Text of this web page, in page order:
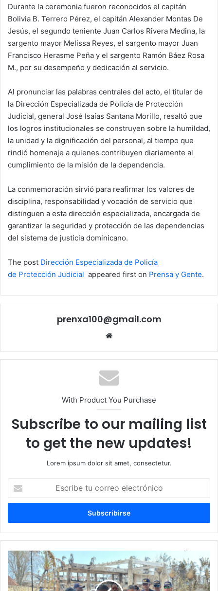
Durante la ceremonia fueron reconocidos el capitán
Bolivia B. Terrero Pérez, el capitán Alexander Montas De
Jesús, el segundo teniente Juan Carlos Rivera Medina, la
sargento mayor Melissa Reyes, el sargento mayor Juan
Francisco Herasme Peña y el sargento Ramón Báez Rosa
M., por su desempeño y dedicación al servicio.
Al pronunciar las palabras centrales del acto, el titular de
la Dirección Especializada de Policía de Protección
Judicial, general José Isaías Santana Morillo, resaltó que
los logros institucionales se construyen sobre la humildad,
la unidad y la dignificación del personal, al tiempo que
rindió homenaje a quienes contribuyen diariamente al
cumplimiento de la misión de la dependencia.
La conmemoración sirvió para reafirmar los valores de
disciplina, responsabilidad y vocación de servicio que
distinguen a esta dirección especializada, encargada de
garantizar la seguridad y protección de las dependencias
del sistema de justicia dominicano.
The post Dirección Especializada de Policía
de Protección Judicial appeared first on Prensa y Gente.
prenxa100@gmail.com
With Product You Purchase
Subscribe to our mailing list
to get the new updates!
Lorem ipsum dolor sit amet, consectetur.
correo
Presidencia
de
la
RD,